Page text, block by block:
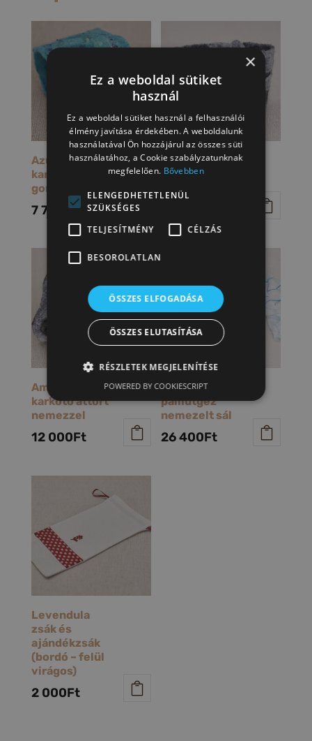
Azur – nemez
karkötő
gombbal
7 700 Ft
Kőkorszak
karkötő
(szürke)
Amazon
karkötő áttört
nemezzel
12 000Ft
Meridián
pamutgéz
nemezelt sál
26 400Ft
Levendula
zsák és
ajándékzsák
(bordó – felül
virágos)
2 000Ft
×
Ez a weboldal sütiket
használ
Ez a weboldal sütiket használ a felhasználói
élmény javítása érdekében. A weboldalunk
használatával Ön hozzájárul az összes süti
használatához, a Cookie szabályzatunknak
megfelelően. Bővebben
ELENGEDHETETLENÜL
SZÜKSÉGES
TELJESÍTMÉNY
CÉLZÁS
BESOROLATLAN
ÖSSZES ELFOGADÁSA
ÖSSZES ELUTASÍTÁSA
RÉSZLETEK MEGJELENÍTÉSE
POWERED BY COOKIESCRIPT